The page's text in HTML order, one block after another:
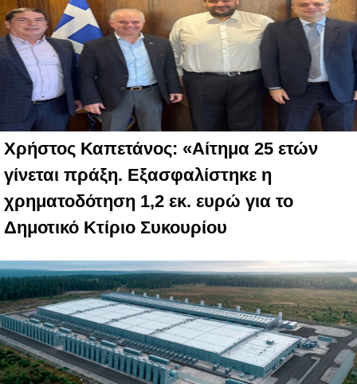
Χρήστος Καπετάνος: «Αίτημα 25 ετών
γίνεται πράξη. Εξασφαλίστηκε η
χρηματοδότηση 1,2 εκ. ευρώ για το
Δημοτικό Κτίριο Συκουρίου